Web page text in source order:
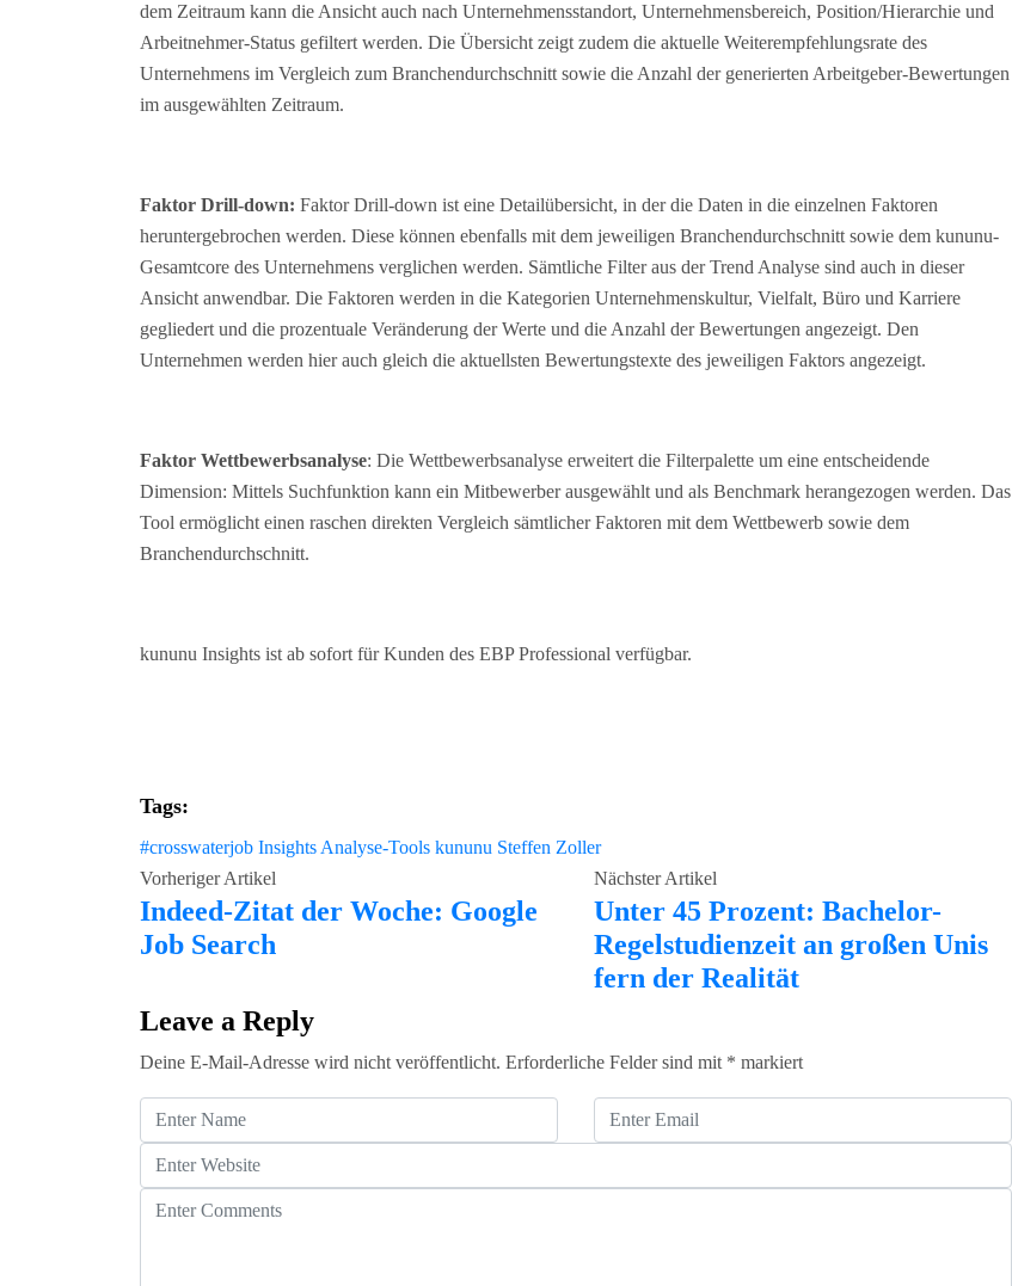
dem Zeitraum kann die Ansicht auch nach Unternehmensstandort, Unternehmensbereich, Position/Hierarchie und
Arbeitnehmer-Status gefiltert werden. Die Übersicht zeigt zudem die aktuelle Weiterempfehlungsrate des
Unternehmens im Vergleich zum Branchendurchschnitt sowie die Anzahl der generierten Arbeitgeber-Bewertungen
im ausgewählten Zeitraum.
Faktor Drill-down: Faktor Drill-down ist eine Detailübersicht, in der die Daten in die einzelnen Faktoren
heruntergebrochen werden. Diese können ebenfalls mit dem jeweiligen Branchendurchschnitt sowie dem kununu-
Gesamtcore des Unternehmens verglichen werden. Sämtliche Filter aus der Trend Analyse sind auch in dieser
Ansicht anwendbar. Die Faktoren werden in die Kategorien Unternehmenskultur, Vielfalt, Büro und Karriere
gegliedert und die prozentuale Veränderung der Werte und die Anzahl der Bewertungen angezeigt. Den
Unternehmen werden hier auch gleich die aktuellsten Bewertungstexte des jeweiligen Faktors angezeigt.
Faktor Wettbewerbsanalyse: Die Wettbewerbsanalyse erweitert die Filterpalette um eine entscheidende
Dimension: Mittels Suchfunktion kann ein Mitbewerber ausgewählt und als Benchmark herangezogen werden. Das
Tool ermöglicht einen raschen direkten Vergleich sämtlicher Faktoren mit dem Wettbewerb sowie dem
Branchendurchschnitt.
kununu Insights ist ab sofort für Kunden des EBP Professional verfügbar.
Tags:
#crosswaterjob Insights Analyse-Tools kununu Steffen Zoller
Vorheriger Artikel
Indeed-Zitat der Woche: Google
Job Search
Nächster Artikel
Unter 45 Prozent: Bachelor-
Regelstudienzeit an großen Unis
fern der Realität
Leave a Reply
Deine E-Mail-Adresse wird nicht veröffentlicht. Erforderliche Felder sind mit * markiert